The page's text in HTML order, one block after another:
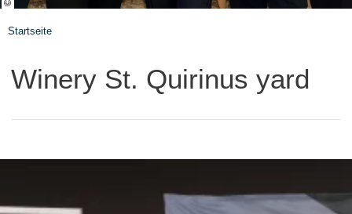
Startseite
Winery St. Quirinus yard